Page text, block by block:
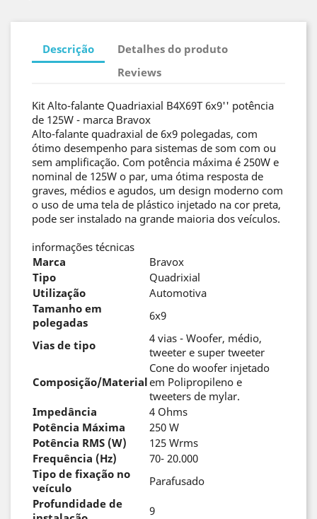
Descrição
Detalhes do produto
Reviews
Kit Alto-falante Quadriaxial B4X69T 6x9'' potência
de 125W - marca Bravox
Alto-falante quadraxial de 6x9 polegadas, com
ótimo desempenho para sistemas de som com ou
sem amplificação. Com potência máxima é 250W e
nominal de 125W o par, uma ótima resposta de
graves, médios e agudos, um design moderno com
o uso de uma tela de plástico injetado na cor preta,
pode ser instalado na grande maioria dos veículos.
informações técnicas
Marca
Bravox
Tipo
Quadrixial
Utilização
Automotiva
Tamanho em
polegadas
6x9
Vias de tipo
4 vias - Woofer, médio,
tweeter e super tweeter
Composição/Material
Cone do woofer injetado
em Polipropileno e
tweeters de mylar.
Impedância
4 Ohms
Potência Máxima
250 W
Potência RMS (W)
125 Wrms
Frequência (Hz)
70- 20.000
Tipo de fixação no
veículo
Parafusado
Profundidade de
9